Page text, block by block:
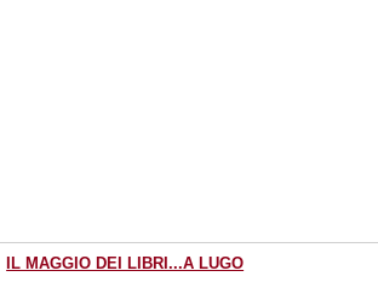
IL MAGGIO DEI LIBRI...A LUGO